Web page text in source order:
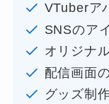
VTuberア
SNSのア
オリジナ
配信画面
グッズ制